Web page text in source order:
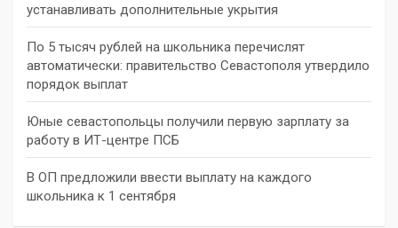
устанавливать дополнительные укрытия
По 5 тысяч рублей на школьника перечислят
автоматически: правительство Севастополя утвердило
порядок выплат
Юные севастопольцы получили первую зарплату за
работу в ИТ-центре ПСБ
В ОП предложили ввести выплату на каждого
школьника к 1 сентября